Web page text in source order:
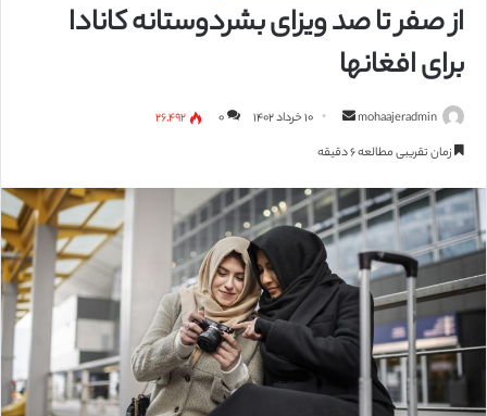
از صفر تا صد ویزای بشردوستانه کانادا
برای افغانها
mohaajeradmin
ر
ا
ل
ه
ی
م
ل
۱۰ خرداد ۱۴۰۲ ۰
۲۶,۴۹۲
زمان تقریبی مطالعه ۶ دقیقه